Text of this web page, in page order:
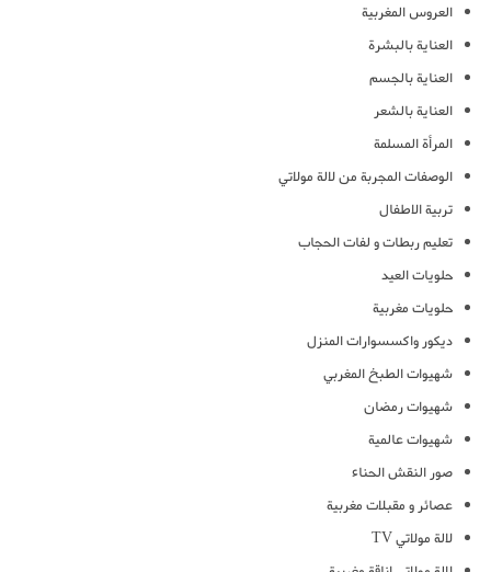
العروس المغربية
العناية بالبشرة
العناية بالجسم
العناية بالشعر
المرأة المسلمة
الوصفات المجربة من لالة مولاتي
تربية الاطفال
تعليم ربطات و لفات الحجاب
حلويات العيد
حلويات مغربية
ديكور واكسسوارات المنزل
شهيوات الطبخ المغربي
شهيوات رمضان
شهيوات عالمية
صور النقش الحناء
عصائر و مقبلات مغربية
لالة مولاتي TV